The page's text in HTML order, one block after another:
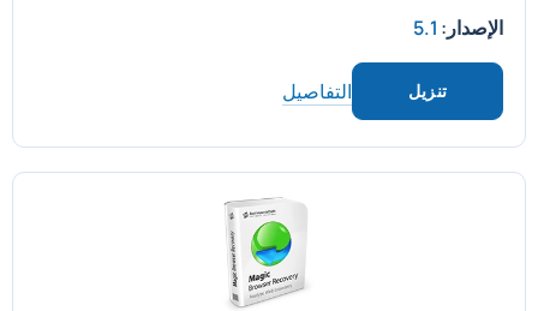
الإصدار: 5.1
تنزيل التفاصيل